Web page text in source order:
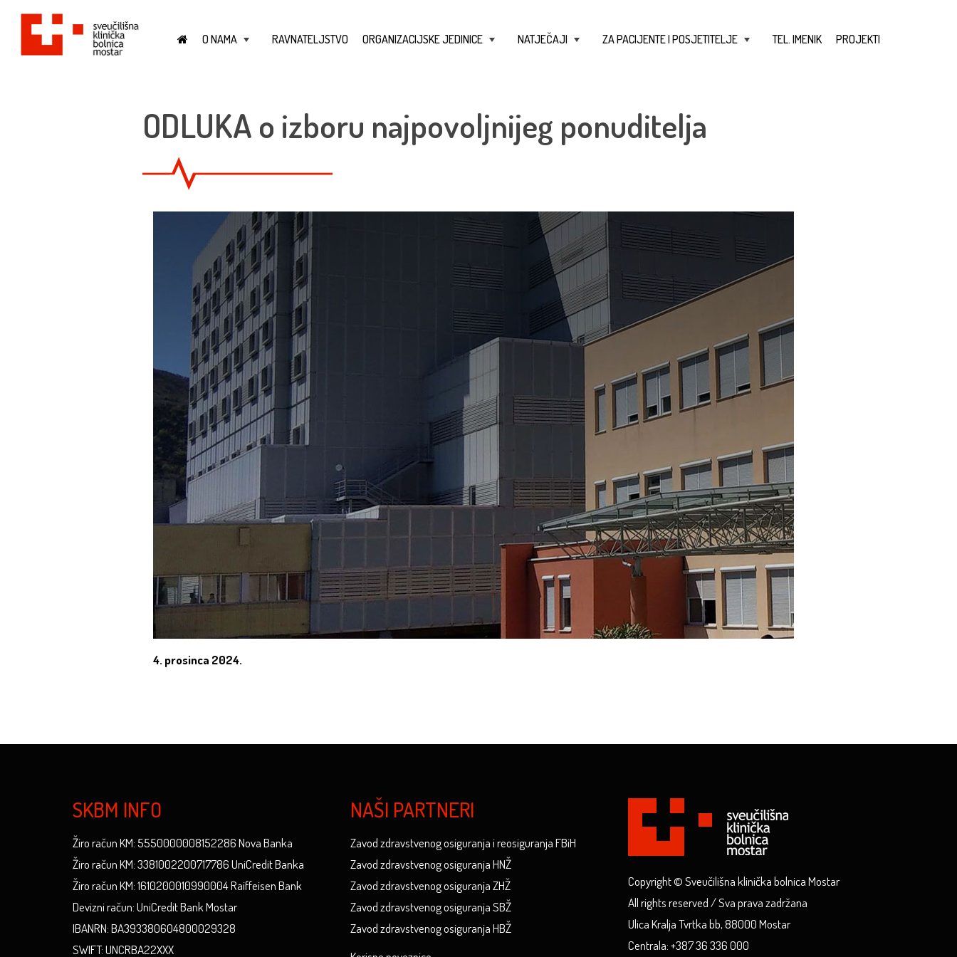
O NAMA RAVNATELJSTVO ORGANIZACIJSKE JEDINICE NATJEČAJI ZA PACIJENTE I POSJETITELJE TEL. IMENIK PROJEKTI
ODLUKA o izboru najpovoljnijeg ponuditelja
4. prosinca 2024.
SKBM INFO
Žiro račun KM: 5550000008152286 Nova Banka
Žiro račun KM: 3381002200717786 UniCredit Banka
Žiro račun KM: 1610200010990004 Raiffeisen Bank
Devizni račun: UniCredit Bank Mostar
IBANRN: BA393380604800029328
SWIFT: UNCRBA22XXX
NAŠI PARTNERI
Zavod zdravstvenog osiguranja i reosiguranja FBiH
Zavod zdravstvenog osiguranja HNŽ
Zavod zdravstvenog osiguranja ZHŽ
Zavod zdravstvenog osiguranja SBŽ
Zavod zdravstvenog osiguranja HBŽ
Copyright © Sveučilišna klinička bolnica Mostar
All rights reserved / Sva prava zadržana
Ulica Kralja Tvrtka bb, 88000 Mostar
Centrala: +387 36 336 000